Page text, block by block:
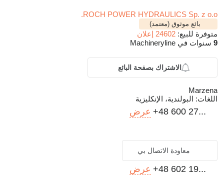
ROCH POWER HYDRAULICS Sp. z o.o.
بائع موثوق (معتمد)
متوفرة للبيع: 24602 إعلان
9 سنوات في Machineryline
الاشتراك بصفحة البائع
Marzena
اللغات: البولندية، الإنكليزية
+48 600 27... عرض
معاودة الاتصال بي
+48 602 19... عرض